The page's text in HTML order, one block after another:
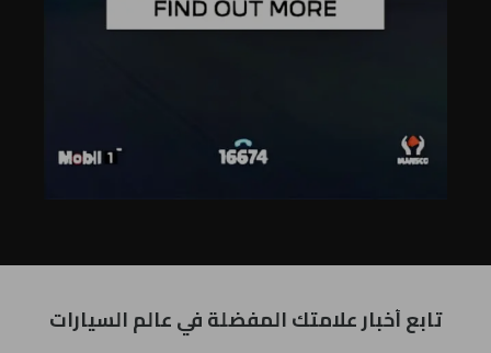
تابع أخبار علامتك المفضلة في عالم السيارات